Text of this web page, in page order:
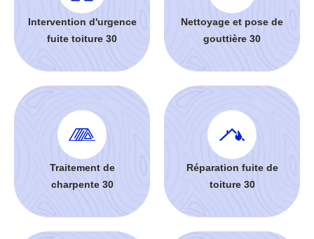
Intervention d'urgence
fuite toiture 30
Nettoyage et pose de
gouttière 30
Traitement de
charpente 30
Réparation fuite de
toiture 30